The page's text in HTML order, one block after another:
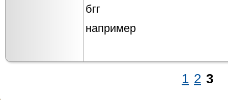
бгг
например
1 2 3